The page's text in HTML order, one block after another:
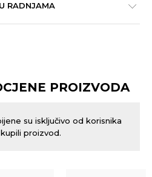
RADNJAMA
PROIZVODA
su isključivo od korisnika
proizvod.